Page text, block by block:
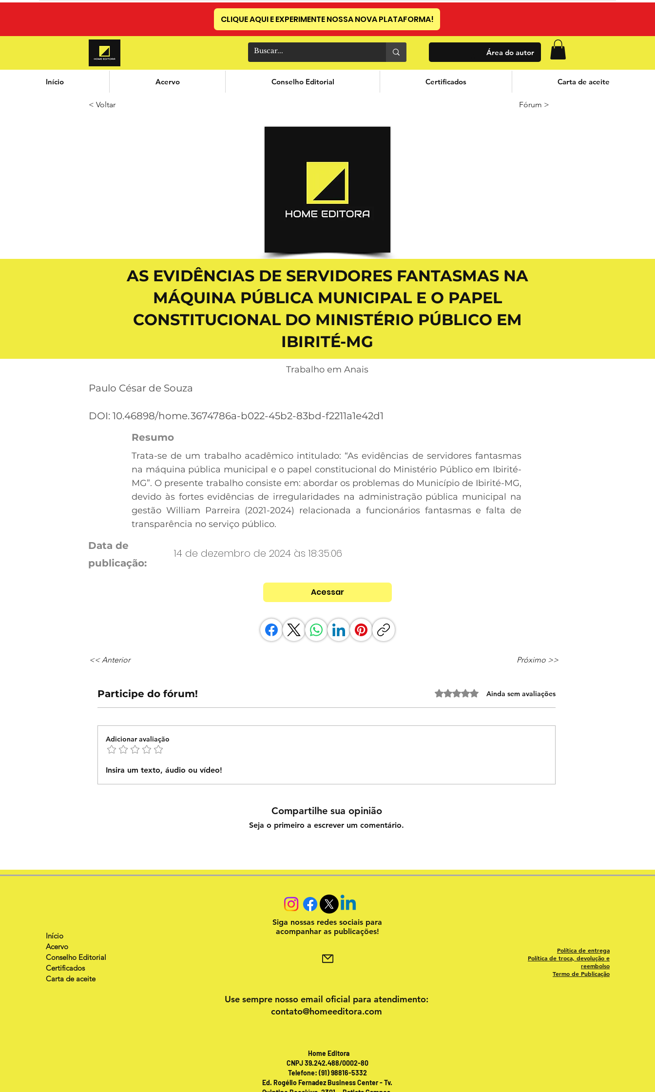
Área do autor
CLIQUE AQUI E EXPERIMENTE NOSSA NOVA PLATAFORMA!
Início Acervo Conselho Editorial Certificados Carta de aceite
< Voltar Fórum >
AS EVIDÊNCIAS DE SERVIDORES FANTASMAS NA
MÁQUINA PÚBLICA MUNICIPAL E O PAPEL
CONSTITUCIONAL DO MINISTÉRIO PÚBLICO EM
IBIRITÉ-MG
Trabalho em Anais
Paulo César de Souza
DOI: 10.46898/home.3674786a-b022-45b2-83bd-f2211a1e42d1
Resumo
Trata-se de um trabalho acadêmico intitulado: “As evidências de servidores fantasmas
na máquina pública municipal e o papel constitucional do Ministério Público em Ibirité-
MG”. O presente trabalho consiste em: abordar os problemas do Município de Ibirité-MG,
devido às fortes evidências de irregularidades na administração pública municipal na
gestão William Parreira (2021-2024) relacionada a funcionários fantasmas e falta de
transparência no serviço público.
Data de
publicação:
14 de dezembro de 2024 às 18:35:06
Acessar
<< Anterior Próximo >>
Participe do fórum! Avaliado com 0 de 5 estrelas.Ainda sem avaliações
Adicionar avaliação
Insira um texto, áudio ou vídeo!
Compartilhe sua opinião
Seja o primeiro a escrever um comentário.
Início
Acervo
Conselho Editorial
Certificados
Carta de aceite
Siga nossas redes sociais para
acompanhar as publicações!
Política de entrega
Política de troca, devolução e
reembolso
Termo de Publicação
Use sempre nosso email oficial para atendimento:
contato@homeeditora.com
Home Editora
CNPJ 39.242.488/0002-80
Telefone: (91) 98816-5332
Ed. Rogélio Fernadez Business Center - Tv.